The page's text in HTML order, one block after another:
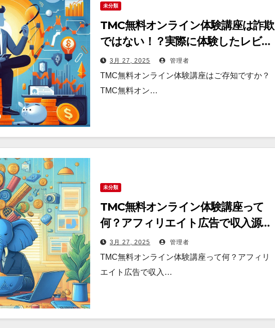
未分類
TMC無料オンライン体験講座は詐欺
ではない！？実際に体験したレビュ
ーを公開します
3月 27, 2025 管理者
TMC無料オンライン体験講座はご存知ですか？
TMC無料オン…
未分類
TMC無料オンライン体験講座って
何？アフィリエイト広告で収入源が
増える
3月 27, 2025 管理者
TMC無料オンライン体験講座って何？アフィリ
エイト広告で収入…